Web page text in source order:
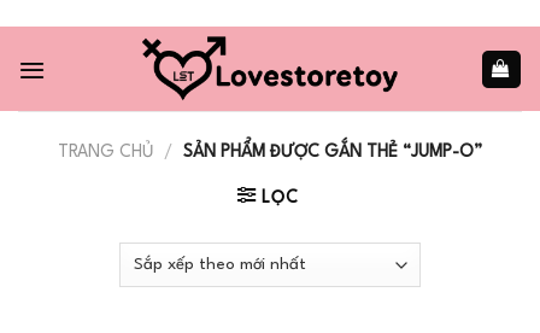
content
TRANG CHỦ / SẢN PHẨM ĐƯỢC GẮN THẺ “JUMP-O”
LỌC